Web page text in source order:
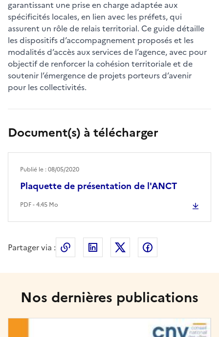
garantissant une prise en charge adaptée aux
spécificités locales, en lien avec les préfets, qui
assurent un rôle de relais territorial. Ce guide détaille
les dispositifs d’accompagnement proposés et les
modalités d’accès aux services de l’agence, avec pour
objectif de renforcer la cohésion territoriale et de
soutenir l’émergence de projets porteurs d’avenir
pour les collectivités.
Document(s) à télécharger
Plaquette de présentation de l'ANCT
Publié le : 08/05/2020
PDF - 4.45 Mo
Partager via : Copier le lien de la page dans le
LinkedIn
Nos dernières publications